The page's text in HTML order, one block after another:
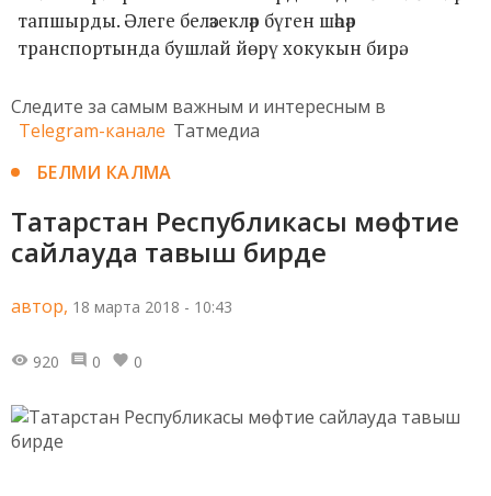
тапшырды. Әлеге беләзекләр бүген шәһәр
транспортында бушлай йөрү хокукын бирә.
Следите за самым важным и интересным в
Telegram-канале Татмедиа
БЕЛМИ КАЛМА
Татарстан Республикасы мөфтие
сайлауда тавыш бирде
автор, 18 марта 2018 - 10:43
920 0 0